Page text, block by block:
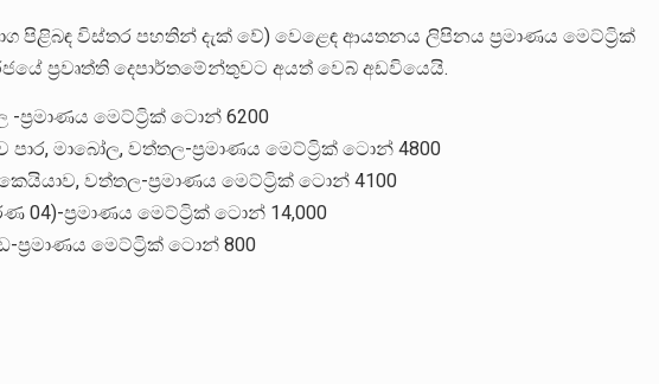
පිළිබඳ විස්තර පහතින් දැක් වේ) වෙළෙඳ ආයතනය ලිපිනය ප්‍රමාණය මෙට්ට්‍රික්
ප්‍රවෘත්ති දෙපාර්තමේන්තුවට අයත් වෙබ් අඩවියෙයි.
-ප්‍රමාණය මෙට්ට්‍රික් ටොන් 6200
පාර, මාබෝල, වත්තල-ප්‍රමාණය මෙට්ට්‍රික් ටොන් 4800
වත්තල-ප්‍රමාණය මෙට්ට්‍රික් ටොන් 4100
04)-ප්‍රමාණය මෙට්ට්‍රික් ටොන් 14,000
ප්‍රමාණය මෙට්ට්‍රික් ටොන් 800